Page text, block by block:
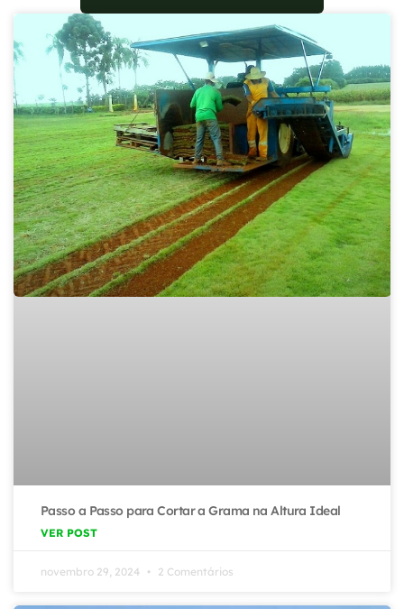
Passo a Passo para Cortar a Grama na Altura Ideal
VER POST
novembro 29, 2024 2 Comentários